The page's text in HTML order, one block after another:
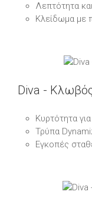
Λεπτότητα
Κλείδωμα με
Diva -
Κυρτότητα
Τρύπα
Εγκοπές